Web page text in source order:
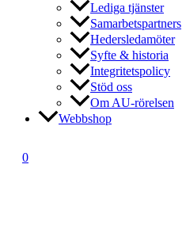
Lediga tjänster
Samarbetspartners
Hedersledamöter
Syfte & historia
Integritetspolicy
Stöd oss
Om AU-rörelsen
Webbshop
0